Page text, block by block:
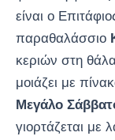
είναι ο
παραθαλάσσιο
κεριών στη
μοιάζει με
Μεγάλο
γιορτάζεται με